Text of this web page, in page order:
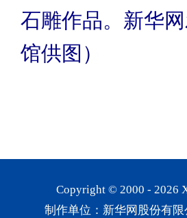
石雕作品。新华
馆供图）
Copyright © 2000 - 2026
制作单位：新华网股份有